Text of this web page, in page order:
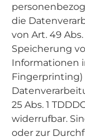
die
von Art. 49 Abs.
Speicherung
Informationen
25 Abs. 1
widerrufbar.
oder zur